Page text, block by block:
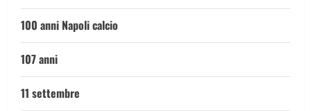
100 anni Napoli calcio
107 anni
11 settembre